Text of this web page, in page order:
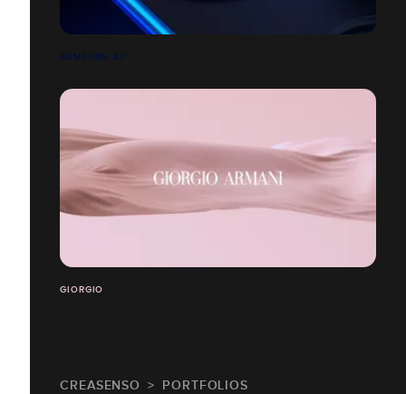
SAMSUNG A7
GIORGIO
CREASENSO PORTFOLIOS